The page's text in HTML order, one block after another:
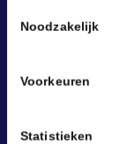
Noodzakelijk
Voorkeuren
Statistieken